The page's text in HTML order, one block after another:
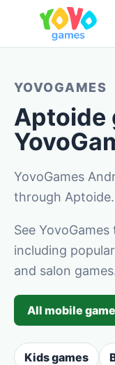
YOVOGAMES
Aptoide
YovoGames
through Aptoide.
See
including
and salon
All mobile
Kids games